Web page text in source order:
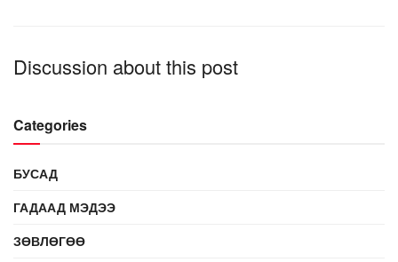
Discussion about this post
Categories
БУСАД
ГАДААД МЭДЭЭ
ЗӨВЛӨГӨӨ